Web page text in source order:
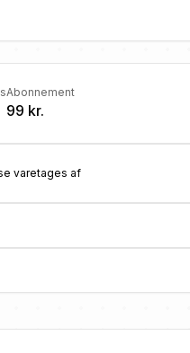
Abonnement
99 kr.
varetages af